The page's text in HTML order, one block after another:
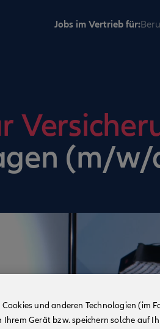
Jobs im Vertrieb für:
(m/w/
Cookies und anderen Technologien (im
Ihrem Gerät bzw. speichern solche auf